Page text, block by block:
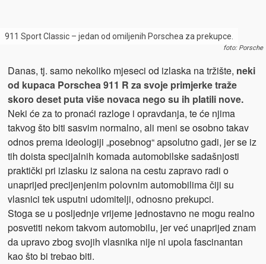
911 Sport Classic – jedan od omiljenih Porschea za prekupce.
foto: Porsche
Danas, tj. samo nekoliko mjeseci od izlaska na tržište, neki
od kupaca Porschea 911 R za svoje primjerke traže
skoro deset puta više novaca nego su ih platili nove.
Neki će za to pronaći razloge i opravdanja, te će njima
takvog što biti sasvim normalno, ali meni se osobno takav
odnos prema ideologiji „posebnog“ apsolutno gadi, jer se iz
tih doista specijalnih komada automobilske sadašnjosti
praktički pri izlasku iz salona na cestu zapravo radi o
unaprijed precijenjenim polovnim automobilima čiji su
vlasnici tek usputni udomitelji, odnosno prekupci.
Stoga se u posljednje vrijeme jednostavno ne mogu realno
posvetiti nekom takvom automobilu, jer već unaprijed znam
da upravo zbog svojih vlasnika nije ni upola fascinantan
kao što bi trebao biti.